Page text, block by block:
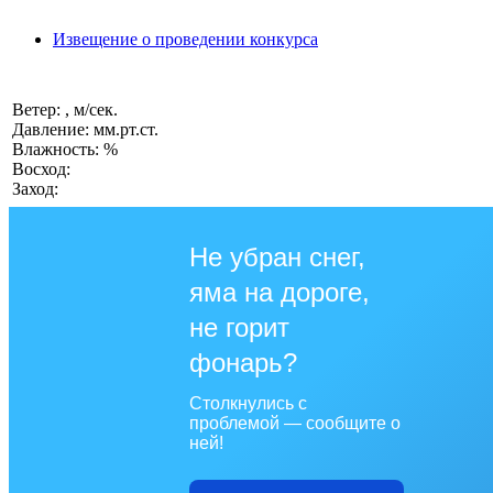
Извещение о проведении конкурса
Ветер: , м/сек.
Давление: мм.рт.ст.
Влажность: %
Восход:
Заход:
Не убран снег,
яма на дороге,
не горит
фонарь?
Столкнулись с
проблемой — сообщите о
ней!